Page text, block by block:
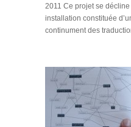
2011 Ce projet se décline
installation constituée
continument des